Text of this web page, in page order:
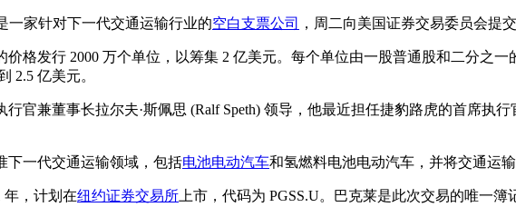
一家针对下一代交通运输行业的空白支票公司 ，周二向美国证券交易委员会提
格发行 2000 万个单位，以筹集 2 亿美元。每个单位由一股普通股和二分之
2.5 亿美元。
行官兼董事长拉尔夫·斯佩思 (Ralf Speth) 领导，他最近担任捷豹路虎的首席执
下一代交通运输领域，包括电池电动汽车和氢燃料电池电动汽车，并将交通运
年，计划在纽约证券交易所 上市，代码为 PGSS.U。巴克莱是此次交易的唯一簿